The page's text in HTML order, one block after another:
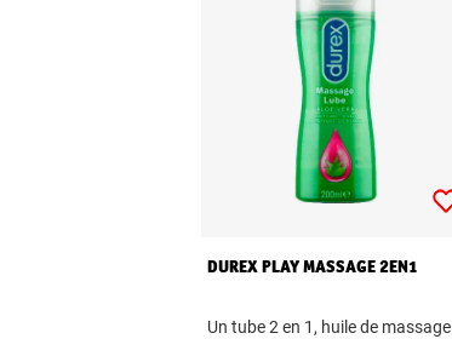
DUREX PLAY MASSAGE 2EN1
Un tube 2 en 1, huile de massage